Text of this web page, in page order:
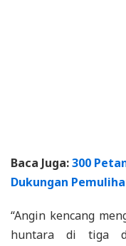
Baca Juga:300
Dukungan
“Angin kencang
huntara di tiga